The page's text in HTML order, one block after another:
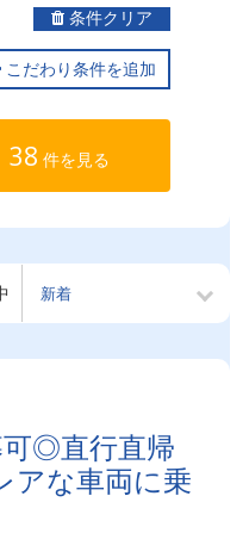
条件クリア
こだわり条件を追加
38 件を見る
可◎直行直帰
アな車両に乗